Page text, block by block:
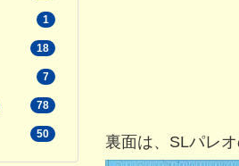
裏面は、SLパレ
1
18
7
78
50